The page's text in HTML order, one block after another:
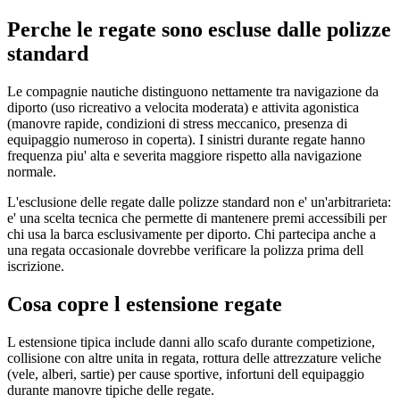
Perche le regate sono escluse dalle polizze
standard
Le compagnie nautiche distinguono nettamente tra navigazione da
diporto (uso ricreativo a velocita moderata) e attivita agonistica
(manovre rapide, condizioni di stress meccanico, presenza di
equipaggio numeroso in coperta). I sinistri durante regate hanno
frequenza piu' alta e severita maggiore rispetto alla navigazione
normale.
L'esclusione delle regate dalle polizze standard non e' un'arbitrarieta:
e' una scelta tecnica che permette di mantenere premi accessibili per
chi usa la barca esclusivamente per diporto. Chi partecipa anche a
una regata occasionale dovrebbe verificare la polizza prima dell
iscrizione.
Cosa copre l estensione regate
L estensione tipica include danni allo scafo durante competizione,
collisione con altre unita in regata, rottura delle attrezzature veliche
(vele, alberi, sartie) per cause sportive, infortuni dell equipaggio
durante manovre tipiche delle regate.